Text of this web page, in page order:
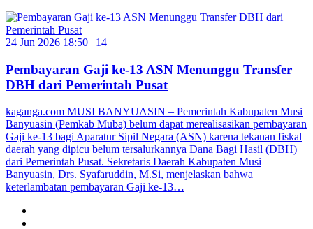
24 Jun 2026 18:50 | 14
Pembayaran Gaji ke-13 ASN Menunggu Transfer
DBH dari Pemerintah Pusat
kaganga.com MUSI BANYUASIN – Pemerintah Kabupaten Musi
Banyuasin (Pemkab Muba) belum dapat merealisasikan pembayaran
Gaji ke-13 bagi Aparatur Sipil Negara (ASN) karena tekanan fiskal
daerah yang dipicu belum tersalurkannya Dana Bagi Hasil (DBH)
dari Pemerintah Pusat. Sekretaris Daerah Kabupaten Musi
Banyuasin, Drs. Syafaruddin, M.Si, menjelaskan bahwa
keterlambatan pembayaran Gaji ke-13…